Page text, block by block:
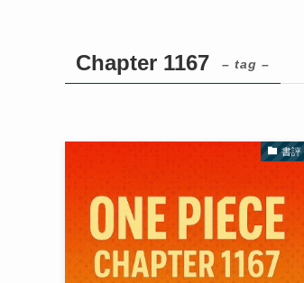
Chapter 1167 – tag –
書評